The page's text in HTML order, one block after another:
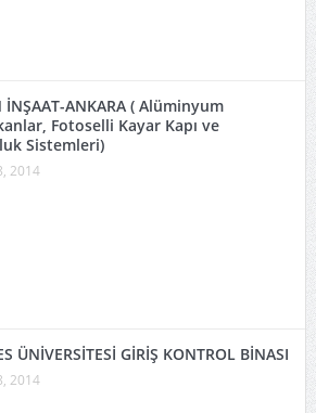
İNŞAAT-ANKARA ( Alüminyum
Fotoselli Kayar Kapı ve
Sistemleri)
2014
ÜNİVERSİTESİ GİRİŞ KONTROL BİNASI
2014